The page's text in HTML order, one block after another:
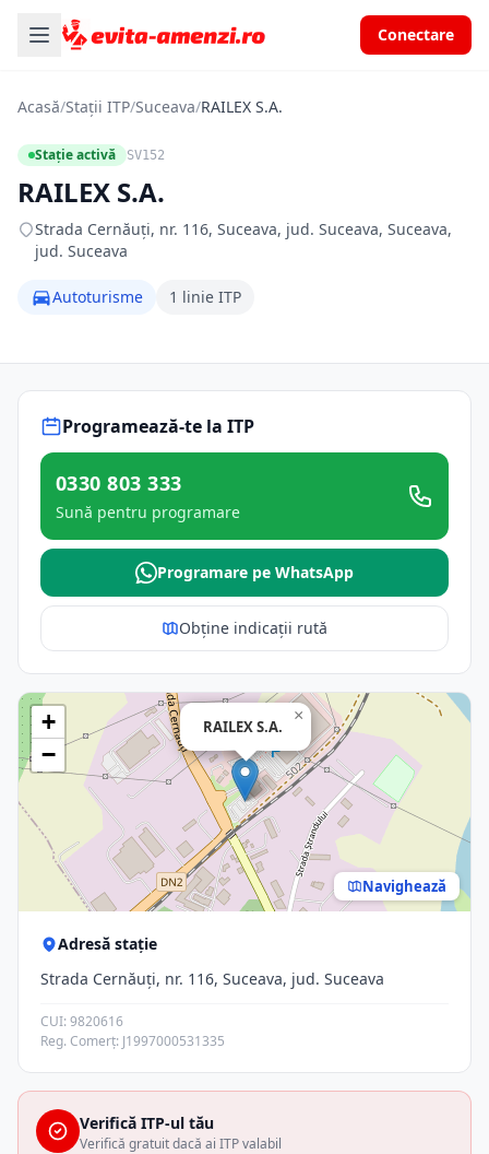
Conectare
Acasă/Stații ITP/Suceava/RAILEX S.A.
Stație activă SV152
RAILEX S.A.
Strada Cernăuți, nr. 116, Suceava, jud. Suceava, Suceava,
jud. Suceava
Autoturisme 1 linie ITP
Programează-te la ITP
0330 803 333
Sună pentru programare
Programare pe WhatsApp
Obține indicații rută
RAILEX S.A.
×
+
−
Navighează
Adresă stație
Strada Cernăuți, nr. 116, Suceava, jud. Suceava
CUI: 9820616
Reg. Comerț: J1997000531335
Verifică ITP-ul tău
Verifică gratuit dacă ai ITP valabil